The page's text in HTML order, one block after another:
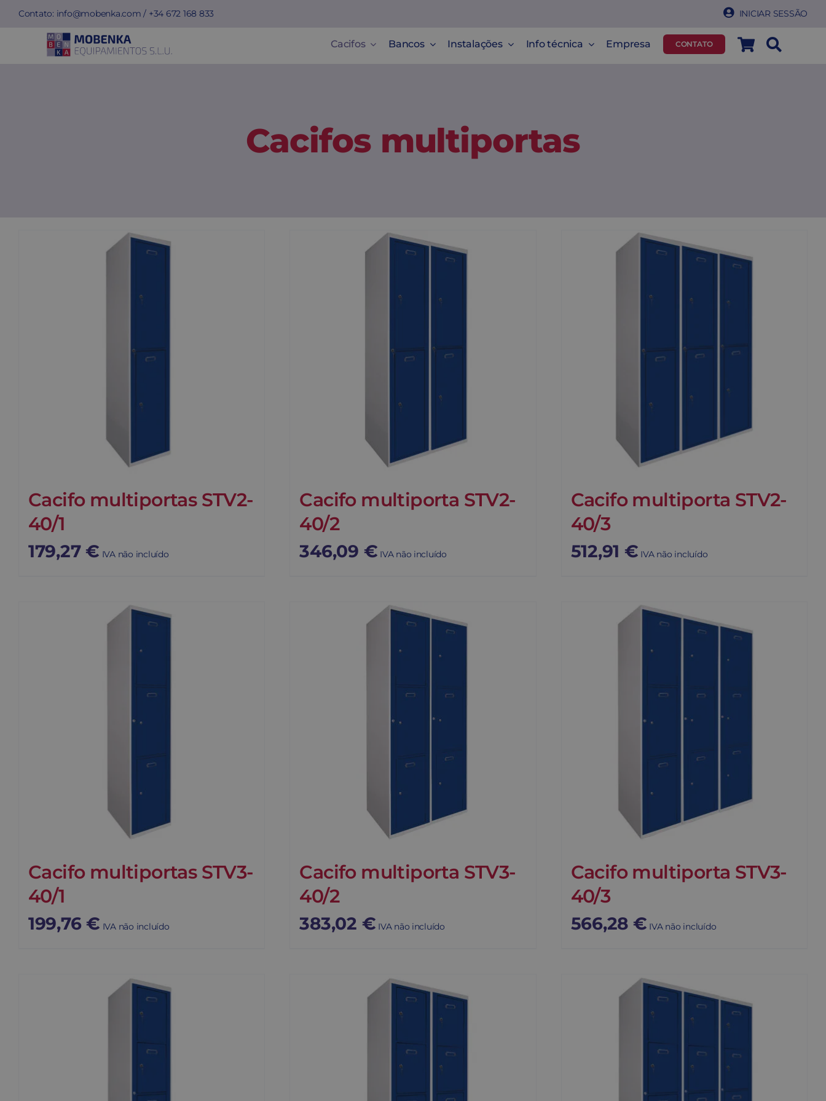
SkipContato: info@mobenka.com / +34 672 168 833 INICIAR SESSÃO
Cacifos Bancos Instalações Info técnica Empresa CONTATO
Cacifos multiportas
Cacifo multiportas STV2-
40/1
179,27 € IVA não incluído
Cacifo multiporta STV2-
40/2
346,09 € IVA não incluído
Cacifo multiporta STV2-
40/3
512,91 € IVA não incluído
Cacifo multiportas STV3-
40/1
199,76 € IVA não incluído
Cacifo multiporta STV3-
40/2
383,02 € IVA não incluído
Cacifo multiporta STV3-
40/3
566,28 € IVA não incluído